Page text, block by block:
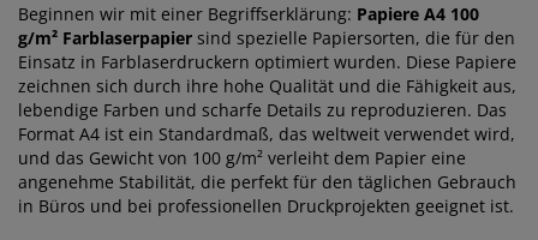
Beginnen wir mit einer Begriffserklärung: Papiere A4 100
g/m² Farblaserpapier sind spezielle Papiersorten, die für den
Einsatz in Farblaserdruckern optimiert wurden. Diese Papiere
zeichnen sich durch ihre hohe Qualität und die Fähigkeit aus,
lebendige Farben und scharfe Details zu reproduzieren. Das
Format A4 ist ein Standardmaß, das weltweit verwendet wird,
und das Gewicht von 100 g/m² verleiht dem Papier eine
angenehme Stabilität, die perfekt für den täglichen Gebrauch
in Büros und bei professionellen Druckprojekten geeignet ist.